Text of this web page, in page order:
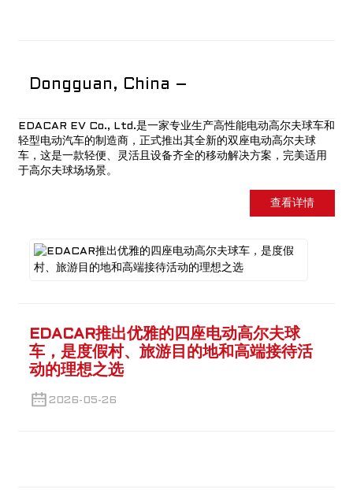
Dongguan, China –
EDACAR EV Co., Ltd.是一家专业生产高性能电动高尔夫球车和
轻型电动汽车的制造商，正式推出其全新的双座电动高尔夫球
车，这是一款轻便、灵活且设备齐全的移动解决方案，完美适用
于高尔夫球场场景。
查看详情
EDACAR推出优雅的四座电动高尔夫球
车，是度假村、旅游目的地和高端接待活
动的理想之选
2026-05-26